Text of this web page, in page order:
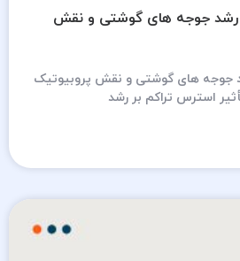
رشد جوجه های گوشتی و نقش
جوجه های گوشتی و نقش پروبیوتیک
استرس تراکم بر رشد